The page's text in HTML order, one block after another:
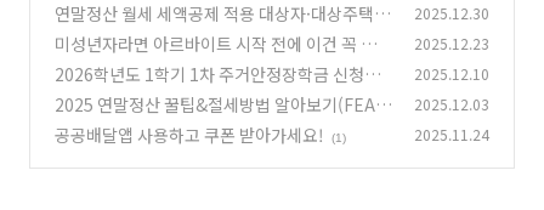
연말정산 월세 세액공제 적용 대상자·대상주택
이 확대되었습니다! (0)
2025.12.30
미성년자라면 아르바이트 시작 전에 이건 꼭 알아
야 합니다!
(0)
2025.12.23
2026학년도 1학기 1차 주거안정장학금 신청하
세요! (0)
2025.12.10
2025 연말정산 꿀팁&절세방법 알아보기(FEAT.
연말정산 미리보기, 맞춤형 안내 서비스)
(0)
2025.12.03
공공배달앱 사용하고 쿠폰 받아가세요! (1) 2025.11.24